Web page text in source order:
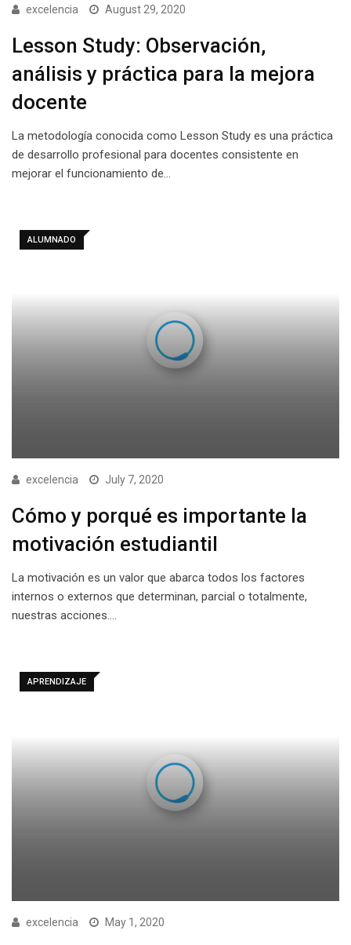
excelencia August 29, 2020
Lesson Study: Observación,
análisis y práctica para la mejora
docente
La metodología conocida como Lesson Study es una práctica
de desarrollo profesional para docentes consistente en
mejorar el funcionamiento de…
ALUMNADO
excelencia July 7, 2020
Cómo y porqué es importante la
motivación estudiantil
La motivación es un valor que abarca todos los factores
internos o externos que determinan, parcial o totalmente,
nuestras acciones.…
APRENDIZAJE
excelencia May 1, 2020